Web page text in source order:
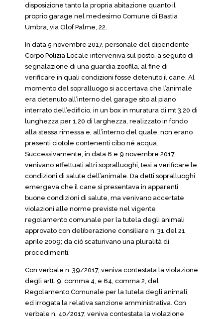
disposizione tanto la propria abitazione quanto il
proprio garage nel medesimo Comune di Bastia
Umbra, via Olof Palme, 22.
In data 5 novembre 2017, personale del dipendente
Corpo Polizia Locale interveniva sul posto, a seguito di
segnalazione di una guardia zoofila, al fine di
verificare in quali condizioni fosse detenuto il cane. Al
momento del sopralluogo si accertava che l’animale
era detenuto all’interno del garage sito al piano
interrato dell’edificio, in un box in muratura di mt 3,20 di
lunghezza per 1,20 di larghezza, realizzato in fondo
alla stessa rimessa e, all’interno del quale, non erano
presenti ciotole contenenti cibo né acqua.
Successivamente, in data 6 e 9 novembre 2017,
venivano effettuati altri sopralluoghi, tesi a verificare le
condizioni di salute dell’animale. Da detti sopralluoghi
emergeva che il cane si presentava in apparenti
buone condizioni di salute, ma venivano accertate
violazioni alle norme previste nel vigente
regolamento comunale per la tutela degli animali
approvato con deliberazione consiliare n. 31 del 21
aprile 2009; da ciò scaturivano una pluralità di
procedimenti.
Con verbale n. 39/2017, veniva contestata la violazione
degli artt. 9, comma 4, e 64, comma 2, del
Regolamento Comunale per la tutela degli animali,
ed irrogata la relativa sanzione amministrativa. Con
verbale n. 40/2017, veniva contestata la violazione